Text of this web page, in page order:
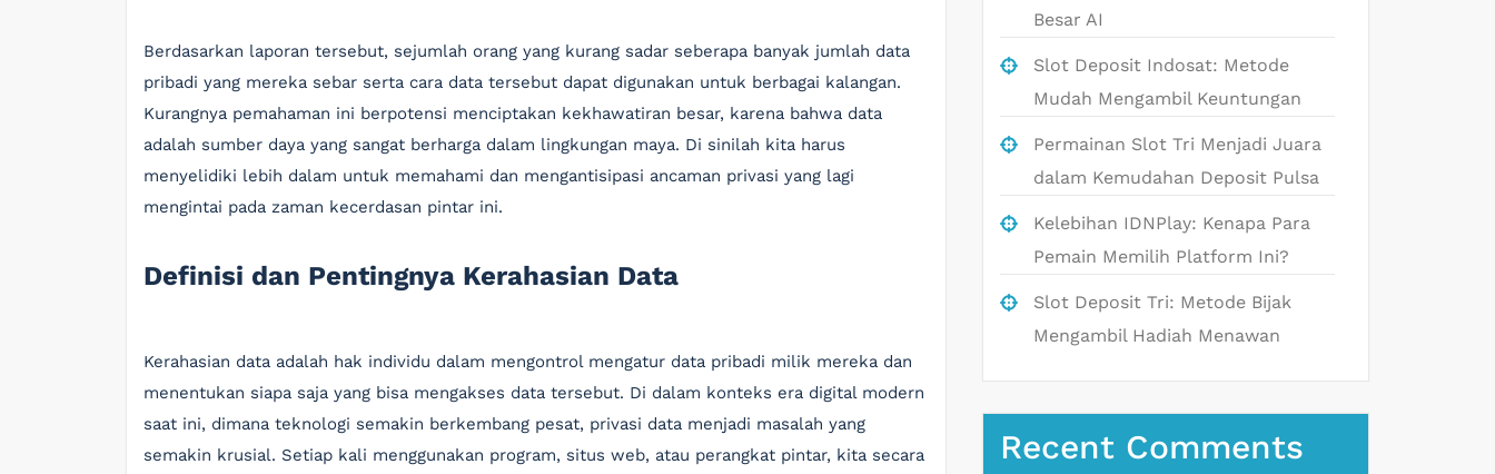
Berdasarkan laporan tersebut, sejumlah orang yang kurang sadar seberapa banyak jumlah data
pribadi yang mereka sebar serta cara data tersebut dapat digunakan untuk berbagai kalangan.
Kurangnya pemahaman ini berpotensi menciptakan kekhawatiran besar, karena bahwa data
adalah sumber daya yang sangat berharga dalam lingkungan maya. Di sinilah kita harus
menyelidiki lebih dalam untuk memahami dan mengantisipasi ancaman privasi yang lagi
mengintai pada zaman kecerdasan pintar ini.
Definisi dan Pentingnya Kerahasian Data
Kerahasian data adalah hak individu dalam mengontrol mengatur data pribadi milik mereka dan
menentukan siapa saja yang bisa mengakses data tersebut. Di dalam konteks era digital modern
saat ini, dimana teknologi semakin berkembang pesat, privasi data menjadi masalah yang
semakin krusial. Setiap kali menggunakan program, situs web, atau perangkat pintar, kita secara
Besar AI
Slot Deposit Indosat: Metode
Mudah Mengambil Keuntungan
Permainan Slot Tri Menjadi Juara
dalam Kemudahan Deposit Pulsa
Kelebihan IDNPlay: Kenapa Para
Pemain Memilih Platform Ini?
Slot Deposit Tri: Metode Bijak
Mengambil Hadiah Menawan
Recent Comments